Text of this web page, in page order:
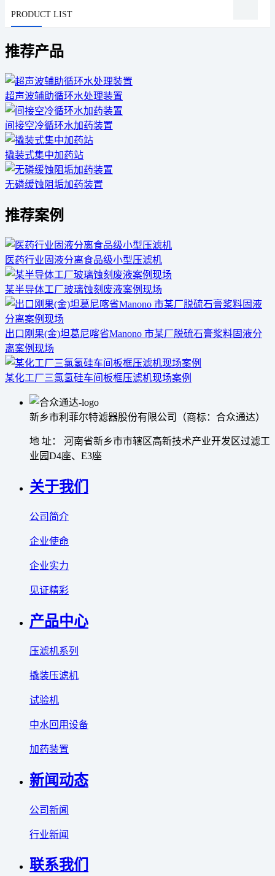
PRODUCT LIST
推荐产品
超声波辅助循环水处理装置
间接空冷循环水加药装置
撬装式集中加药站
无磷缓蚀阻垢加药装置
推荐案例
医药行业固液分离食品级小型压滤机
某半导体工厂玻璃蚀刻废液案例现场
出口刚果(金)坦葛尼喀省Manono 市某厂脱硫石膏浆料固液分
离案例现场
某化工厂三氯氢硅车间板框压滤机现场案例
新乡市利菲尔特滤器股份有限公司（商标：合众通达）
地 址： 河南省新乡市市辖区高新技术产业开发区过滤工
业园D4座、E3座
关于我们
公司简介
企业使命
企业实力
见证精彩
产品中心
压滤机系列
撬装压滤机
试验机
中水回用设备
加药装置
新闻动态
公司新闻
行业新闻
联系我们